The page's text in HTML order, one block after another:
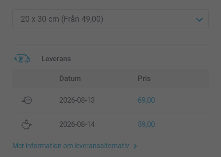
Leverans
Datum Pris
2026-08-13 69,00
2026-08-14 59,00
Mer information om leveransalternativ